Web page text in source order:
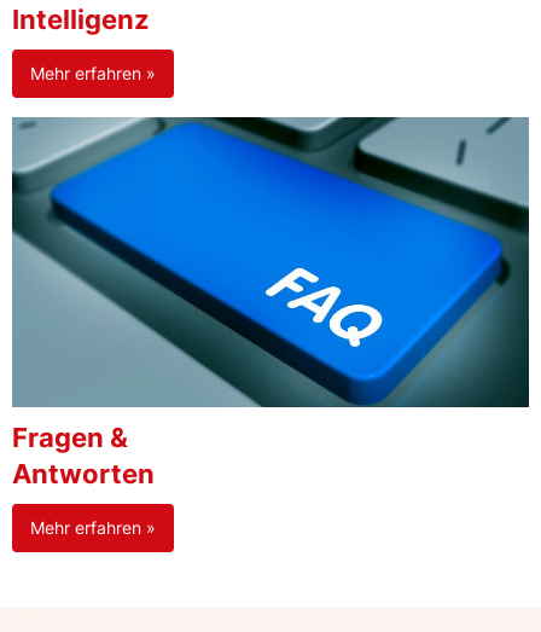
Intelligenz
Mehr erfahren »
Fragen &
Antworten
Mehr erfahren »